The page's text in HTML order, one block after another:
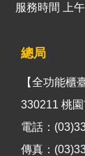
服務時間 上
總局
【全功能櫃
330211 桃
電話：
傳真：